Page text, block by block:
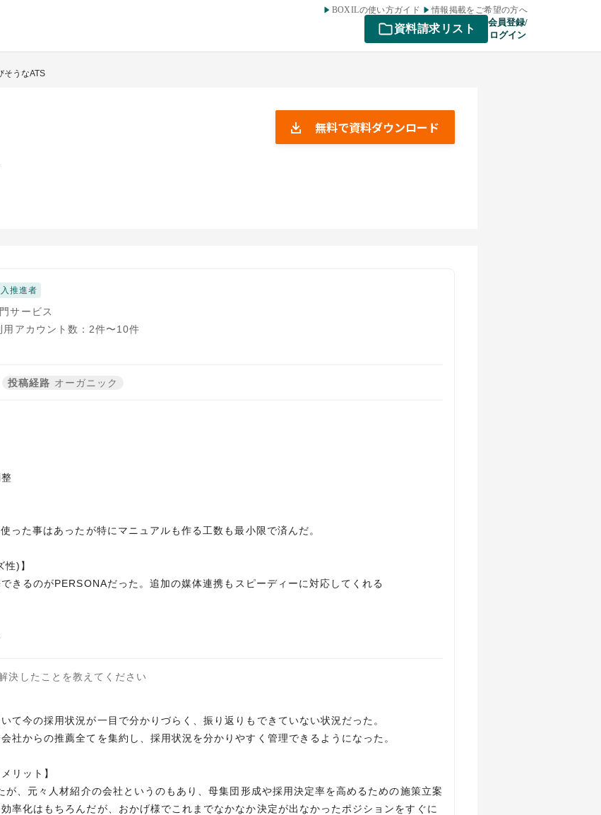
BOXILの使い方ガイド 情報掲載をご希望の方へ
資料請求リスト
会員登録/
ログイン
そうなATS
無料で資料ダウンロード
推進者
サービス
用アカウント数：2件〜10件
投稿経路 オーガニック
った事はあったが特にマニュアルも作る工数も最小限で済んだ。
)】
きるのがPERSONAだった。追加の媒体連携もスピーディーに対応してくれる
決したことを教えてください
て今の採用状況が一目で分かりづらく、振り返りもできていない状況だった。
社からの推薦全てを集約し、採用状況を分かりやすく管理できるようになった。
リット】
、元々人材紹介の会社というのもあり、母集団形成や採用決定率を高めるための施策立案
率化はもちろんだが、おかげ様でこれまでなかなか決定が出なかったポジションをすぐに